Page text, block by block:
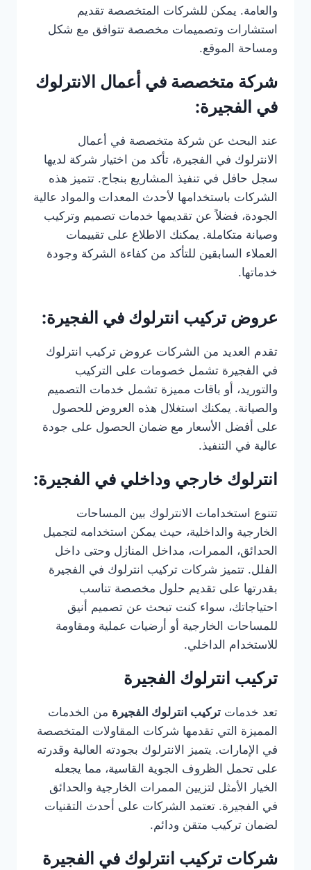
والعامة. يمكن للشركات المتخصصة تقديم
استشارات وتصميمات مخصصة تتوافق مع شكل
ومساحة الموقع.
شركة متخصصة في أعمال الانترلوك
في الفجيرة:
عند البحث عن شركة متخصصة في أعمال
الانترلوك في الفجيرة، تأكد من اختيار شركة لديها
سجل حافل في تنفيذ المشاريع بنجاح. تتميز هذه
الشركات باستخدامها لأحدث المعدات والمواد عالية
الجودة، فضلاً عن تقديمها خدمات تصميم وتركيب
وصيانة متكاملة. يمكنك الاطلاع على تقييمات
العملاء السابقين للتأكد من كفاءة الشركة وجودة
خدماتها.
عروض تركيب انترلوك في الفجيرة:
تقدم العديد من الشركات عروض تركيب انترلوك
في الفجيرة تشمل خصومات على التركيب
والتوريد، أو باقات مميزة تشمل خدمات التصميم
والصيانة. يمكنك استغلال هذه العروض للحصول
على أفضل الأسعار مع ضمان الحصول على جودة
عالية في التنفيذ.
انترلوك خارجي وداخلي في الفجيرة:
تتنوع استخدامات الانترلوك بين المساحات
الخارجية والداخلية، حيث يمكن استخدامه لتجميل
الحدائق، الممرات، مداخل المنازل وحتى داخل
الفلل. تتميز شركات تركيب انترلوك في الفجيرة
بقدرتها على تقديم حلول مخصصة تناسب
احتياجاتك، سواء كنت تبحث عن تصميم أنيق
للمساحات الخارجية أو أرضيات عملية ومقاومة
للاستخدام الداخلي.
تركيب انترلوك الفجيرة
تعد خدمات تركيب انترلوك الفجيرة من الخدمات
المميزة التي تقدمها شركات المقاولات المتخصصة
في الإمارات. يتميز الانترلوك بجودته العالية وقدرته
على تحمل الظروف الجوية القاسية، مما يجعله
الخيار الأمثل لتزيين الممرات الخارجية والحدائق
في الفجيرة. تعتمد الشركات على أحدث التقنيات
لضمان تركيب متقن ودائم.
شركات تركيب انترلوك في الفجيرة